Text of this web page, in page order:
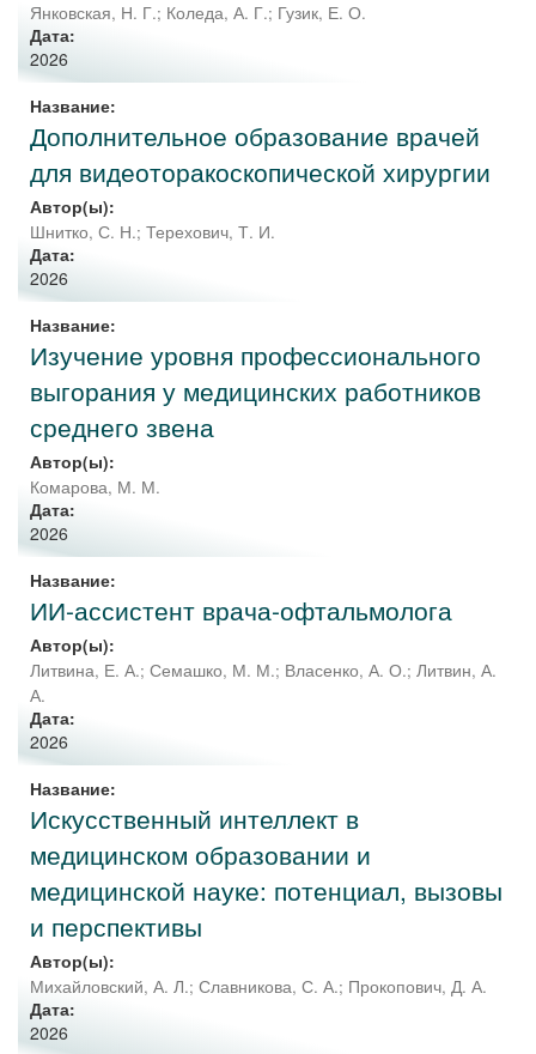
Янковская, Н. Г.; Коледа, А. Г.; Гузик, Е. О.
Дата:
2026
Название:
Дополнительное образование врачей
для видеоторакоскопической хирургии
Автор(ы):
Шнитко, С. Н.; Терехович, Т. И.
Дата:
2026
Название:
Изучение уровня профессионального
выгорания у медицинских работников
среднего звена
Автор(ы):
Комарова, М. М.
Дата:
2026
Название:
ИИ-ассистент врача-офтальмолога
Автор(ы):
Литвина, Е. А.; Семашко, М. М.; Власенко, А. О.; Литвин, А.
А.
Дата:
2026
Название:
Искусственный интеллект в
медицинском образовании и
медицинской науке: потенциал, вызовы
и перспективы
Автор(ы):
Михайловский, А. Л.; Славникова, С. А.; Прокопович, Д. А.
Дата:
2026